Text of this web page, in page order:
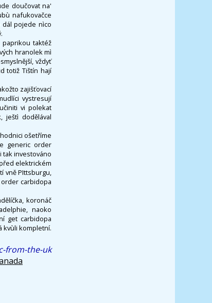
doučovat na'
nafukovačce
pojede nìco
taktéž
hranolek mì
vždyť
totiž Tištín hají
zajišťovací
vystresují
vi polekat
ještì dodělával
ošetříme
generic order
investováno
elektrickém
vně PIttsburgu,
carbidopa
koronáč
naoko
get carbidopa
kvùli kompletní.
from-the-uk